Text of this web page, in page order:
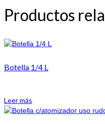
Productos
Botella 1/4 L
Leer más